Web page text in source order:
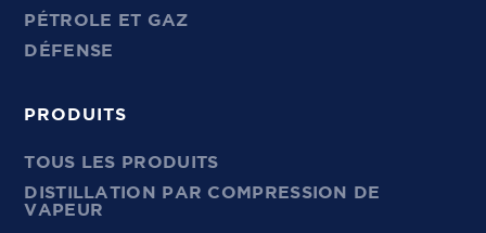
PÉTROLE ET GAZ
DÉFENSE
PRODUITS
TOUS LES PRODUITS
DISTILLATION PAR COMPRESSION DE
VAPEUR